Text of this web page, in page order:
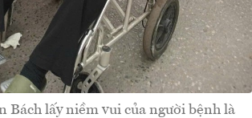
Bách lấy niềm vui của người bệnh là